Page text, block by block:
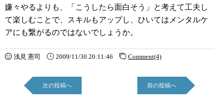
嫌々やるよりも、「こうしたら面白そう」と考えて工夫し
て楽しむことで、スキルもアップし、ひいてはメンタルケ
アにも繋がるのではないでしょうか。
浅見 憲司 2009/11/30 20:11:46 Comment(4)
次の投稿へ 前の投稿へ